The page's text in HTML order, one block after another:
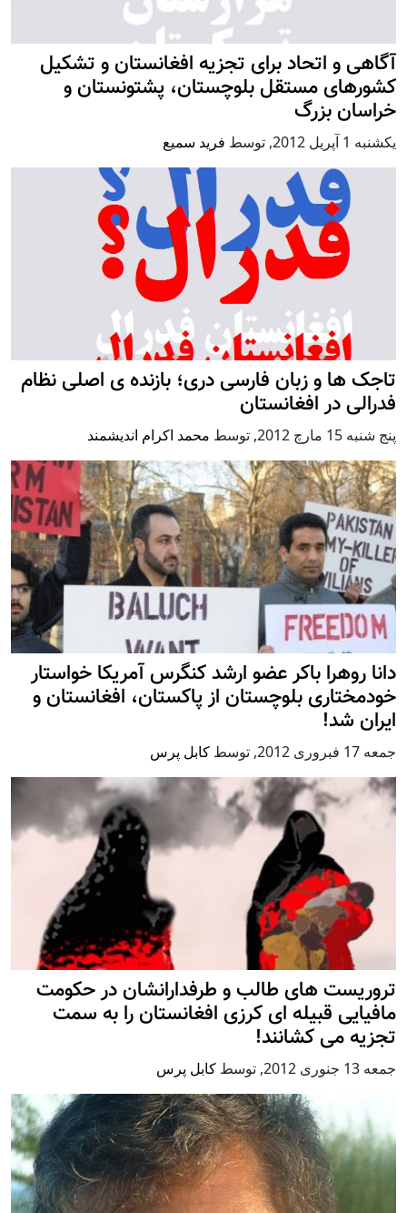
آگاهی و اتحاد برای تجزیه افغانستان و تشکیل
کشورهای مستقل بلوچستان، پشتونستان و
خراسان بزرگ
يكشنبه 1 آپریل 2012 , توسط فرید سمیع
تاجک ها و زبان فارسی دری؛ بازنده ی اصلی نظام
فدرالی در افغانستان
پنج شنبه 15 مارچ 2012 , توسط محمد اکرام اندیشمند
دانا روهرا باکر عضو ارشد کنگرس آمریکا خواستار
خودمختاری بلوچستان از پاکستان، افغانستان و
ایران شد!
جمعه 17 فبروری 2012 , توسط کابل پرس
تروریست های طالب و طرفدارانشان در حکومت
مافیایی قبیله ای کرزی افغانستان را به سمت
تجزیه می کشانند!
جمعه 13 جنوری 2012 , توسط کابل پرس